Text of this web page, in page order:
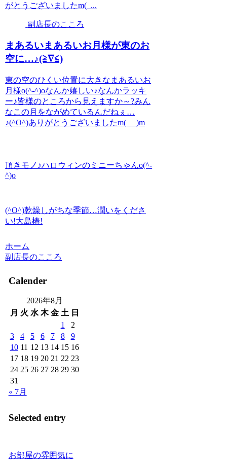
がとうございましたm(_...
副店長のこころ
まあるいまあるいお月様が東のお
空に…♪(≧∇≦)
東の空のひくい位置に大きなまあるいお
月様o(^-^)oなんか嬉しい♪なんかラッキ
ー♪皆様のところから見えますか～?みん
なこの月をながめているんだねぇ…
♪(^O^)ありがとうございましたm(_ _)m
頂きモノ♪ハロウィンのミニーちゃんo(^-
^)o
(^O^)乾燥しがちな季節…潤いをくださ
い!大島椿!
ホーム
副店長のこころ
Calender
2026年8月
月 火 水 木 金 土 日
1
2
3
4 5 6 7 8
9
10 11 12 13 14 15 16
17 18 19 20 21 22 23
24 25 26 27 28 29 30
31
« 7月
Selected entry
お部屋の雰囲気に